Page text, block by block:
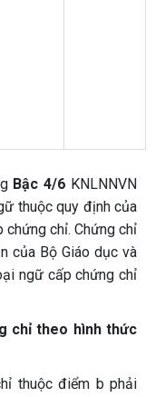
Bậc 4/6 KNLNNVN
thuộc quy định của
chứng chỉ. Chứng chỉ
của Bộ Giáo dục và
ngữ cấp chứng chỉ
chỉ theo hình thức
thuộc điểm b phải